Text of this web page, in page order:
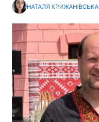
НАТАЛЯ КРИЖАНІВСЬКА